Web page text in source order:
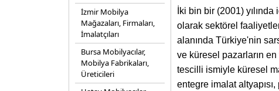
İzmir Mobilya
Mağazaları, Firmaları,
İmalatçıları
Bursa Mobilyacılar,
Mobilya Fabrikaları,
Üreticileri
İki bin bir (2001)
olarak sektörel
alanında Türkiye'nin
ve küresel pazarların
tescilli ismiyle küresel
entegre imalat